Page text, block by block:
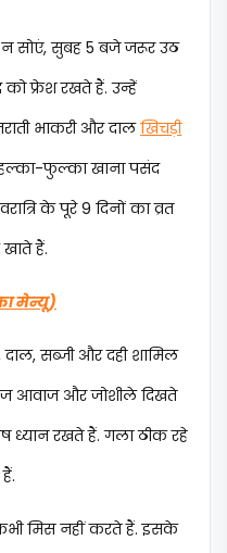
न सोएं, सुबह 5 बजे जरूर उठ
फ्रेश रखते हैं. उन्‍हें
भाकरी और दालखिचड़ी
फुल्‍का खाना पसंद
के पूरे 9 दिनों का व्रत
हैं.
मेन्यू)
सब्जी और दही शामिल
आवाज और जोशीले दिखते
रखते हैं. गला ठीक रहे
मिस नहीं करते हैं. इसके